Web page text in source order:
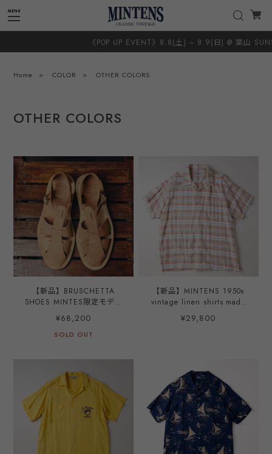
《POP UP EVENT》8.8(土) ~ 8.9(日) @ 葉山
Home COLOR OTHER COLORS
OTHER COLORS
【新品】BRUSCHETTA
SHOES MINTES限定モデル
Roughout made in
JAPAN Size 40、42、44
¥68,200
SOLD OUT
【新品】MINTENS 1950s
vintage linen shirts made
JAPAN S/S open collar／
シルエット サイズ②
¥29,800